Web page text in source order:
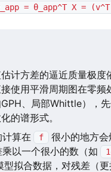
= θ_app^T X =
估计方差的逼近质量极
使用平滑周期图在零
、局部Whittle），
的谱形式。
计算在 f
很小的地方
以一个很小的数（如
型拟合数据，对残差（